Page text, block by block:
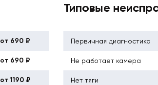
от 690 ₽
от 690 ₽
от 1190 ₽
Типовые
Первичная диагностика
Не работает камера
Нет тяги